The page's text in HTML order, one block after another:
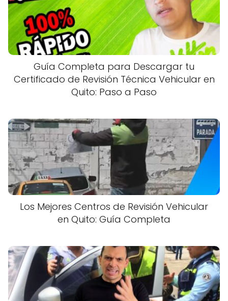
Guía Completa para Descargar tu
Certificado de Revisión Técnica Vehicular en
Quito: Paso a Paso
Los Mejores Centros de Revisión Vehicular
en Quito: Guía Completa